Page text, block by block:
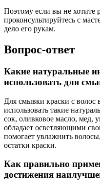
Поэтому если вы не хотите
проконсультируйтесь с
дело его рукам.
Вопрос-ответ
Какие натуральные
использовать для
Для смывки краски с
использовать такие
сок, оливковое масло, мед,
обладает осветляющими
помогает увлажнить
остатки краски.
Как правильно
достижения